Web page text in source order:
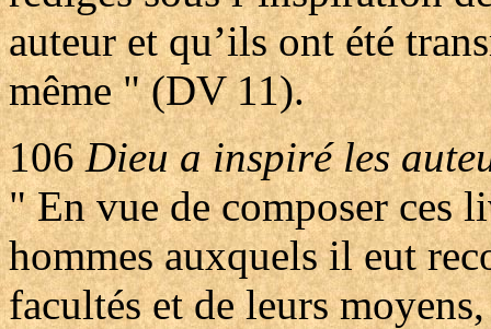
auteur et qu’ils ont été
même " (DV 11).
106Dieu a inspiré les
" En vue de composer ces
hommes auxquels il eut
facultés et de leurs